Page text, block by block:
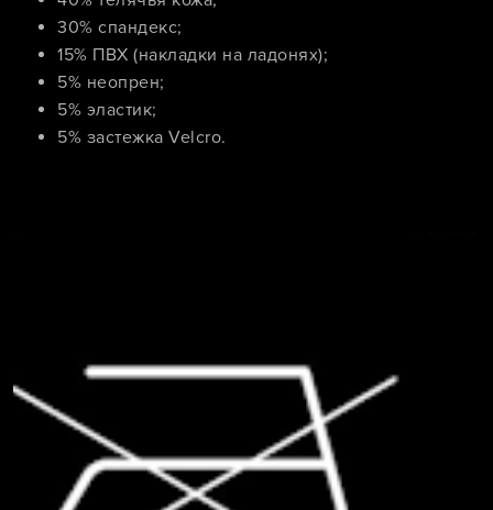
30% спандекс;
15% ПВХ (накладки на ладонях);
5% неопрен;
5% эластик;
5% застежка Velcro.